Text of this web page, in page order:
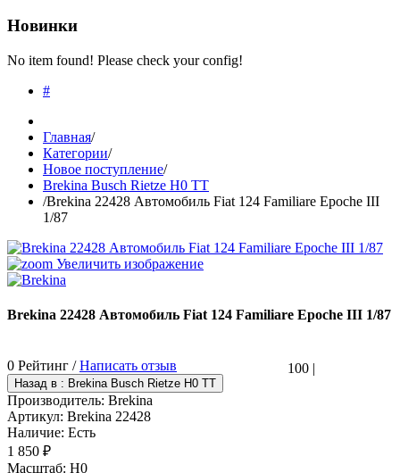
Новинки
No item found! Please check your config!
#
Главная/
Категории/
Новое поступление/
Brekina Busch Rietze H0 TT
/Brekina 22428 Автомобиль Fiat 124 Familiare Epoche III
1/87
Увеличить изображение
Brekina 22428 Автомобиль Fiat 124 Familiare Epoche III 1/87
100 |
0 Рейтинг /Написать отзыв
Производитель: Brekina
Артикул: Brekina 22428
Наличие: Есть
1 850 ₽
Масштаб: H0